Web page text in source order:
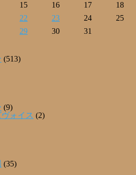
15 16 17
18
22 23 24
25
29 30
31
(513)
(9)
ォイス (2)
(35)